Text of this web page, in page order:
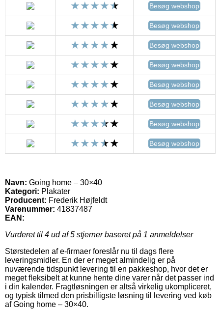
Besøg webshop
Besøg webshop
Besøg webshop
Besøg webshop
Besøg webshop
Besøg webshop
Besøg webshop
Besøg webshop
Navn: Going home – 30×40
Kategori: Plakater
Producent: Frederik Højfeldt
Varenummer: 41837487
EAN:
Vurderet til 4 ud af 5 stjerner baseret på 1 anmeldelser
Størstedelen af e-firmaer foreslår nu til dags flere
leveringsmidler. En der er meget almindelig er på
nuværende tidspunkt levering til en pakkeshop, hvor det er
meget fleksibelt at kunne hente dine varer når det passer ind
i din kalender. Fragtløsningen er altså virkelig ukompliceret,
og typisk tilmed den prisbilligste løsning til levering ved køb
af Going home – 30×40.